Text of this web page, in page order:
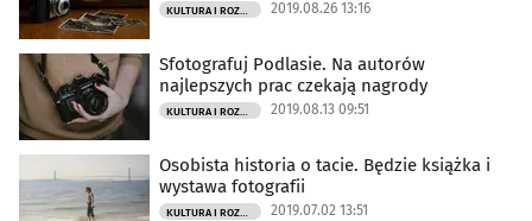
2019.08.26 13:16
Sfotografuj Podlasie. Na autorów
najlepszych prac czekają nagrody
2019.08.13 09:51
Osobista historia o tacie. Będzie książka i
wystawa fotografii
2019.07.02 13:51